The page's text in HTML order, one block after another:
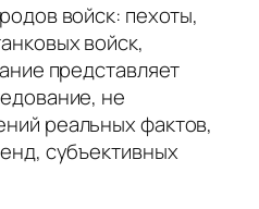
войск: пехоты,
войск,
представляет
не
реальных фактов,
субъективных